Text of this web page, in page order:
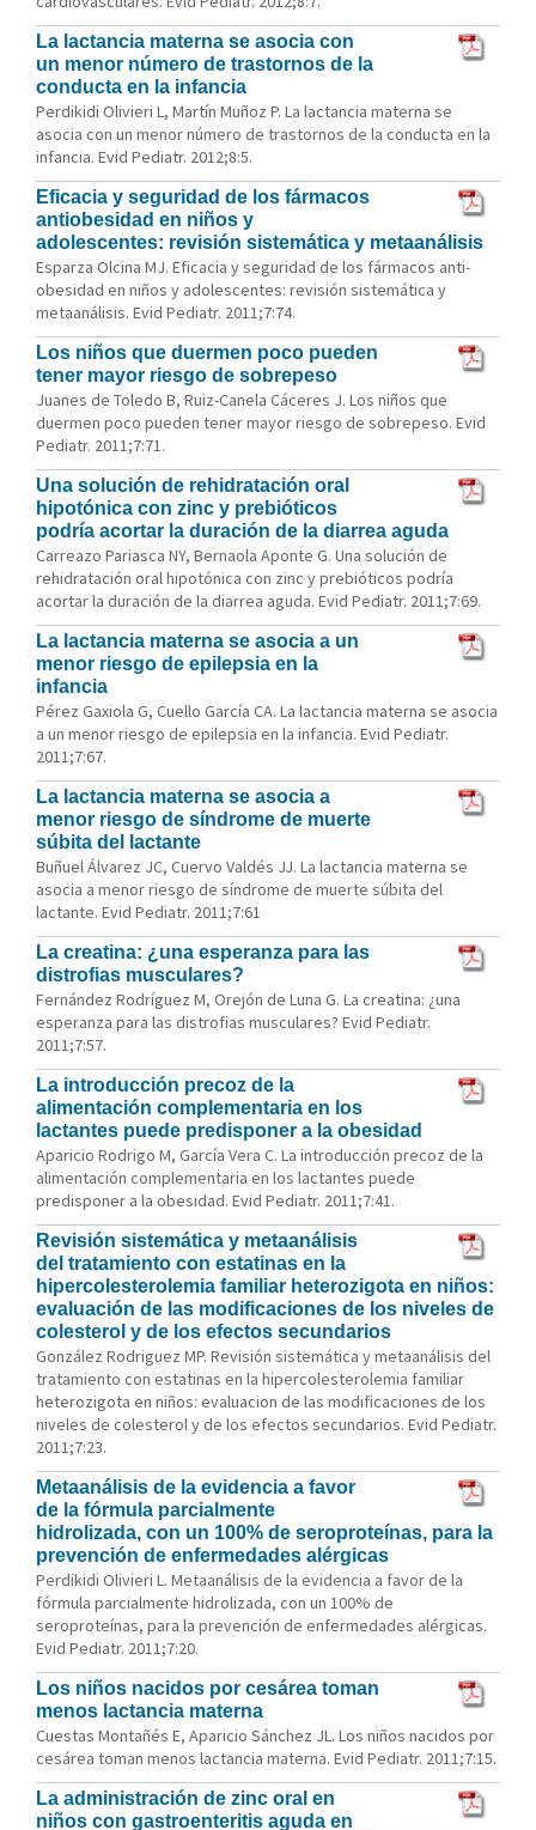
La lactancia materna se asocia con
un menor número de trastornos de la
conducta en la infancia
Perdikidi Olivieri L, Martín Muñoz P. La lactancia materna se
asocia con un menor número de trastornos de la conducta en la
infancia. Evid Pediatr. 2012;8:5.
Eficacia y seguridad de los fármacos
antiobesidad en niños y
adolescentes: revisión sistemática y metaanálisis
Esparza Olcina MJ. Eficacia y seguridad de los fármacos anti-
obesidad en niños y adolescentes: revisión sistemática y
metaanálisis. Evid Pediatr. 2011;7:74.
Los niños que duermen poco pueden
tener mayor riesgo de sobrepeso
Juanes de Toledo B, Ruiz-Canela Cáceres J. Los niños que
duermen poco pueden tener mayor riesgo de sobrepeso. Evid
Pediatr. 2011;7:71.
Una solución de rehidratación oral
hipotónica con zinc y prebióticos
podría acortar la duración de la diarrea aguda
Carreazo Pariasca NY, Bernaola Aponte G. Una solución de
rehidratación oral hipotónica con zinc y prebióticos podría
acortar la duración de la diarrea aguda. Evid Pediatr. 2011;7:69.
La lactancia materna se asocia a un
menor riesgo de epilepsia en la
infancia
Pérez Gaxiola G, Cuello García CA. La lactancia materna se asocia
a un menor riesgo de epilepsia en la infancia. Evid Pediatr.
2011;7:67.
La lactancia materna se asocia a
menor riesgo de síndrome de muerte
súbita del lactante
Buñuel Álvarez JC, Cuervo Valdés JJ. La lactancia materna se
asocia a menor riesgo de síndrome de muerte súbita del
lactante. Evid Pediatr. 2011;7:61
La creatina: ¿una esperanza para las
distrofias musculares?
Fernández Rodríguez M, Orejón de Luna G. La creatina: ¿una
esperanza para las distrofias musculares? Evid Pediatr.
2011;7:57.
La introducción precoz de la
alimentación complementaria en los
lactantes puede predisponer a la obesidad
Aparicio Rodrigo M, García Vera C. La introducción precoz de la
alimentación complementaria en los lactantes puede
predisponer a la obesidad. Evid Pediatr. 2011;7:41.
Revisión sistemática y metaanálisis
del tratamiento con estatinas en la
hipercolesterolemia familiar heterozigota en niños:
evaluación de las modificaciones de los niveles de
colesterol y de los efectos secundarios
González Rodriguez MP. Revisión sistemática y metaanálisis del
tratamiento con estatinas en la hipercolesterolemia familiar
heterozigota en niños: evaluacion de las modificaciones de los
niveles de colesterol y de los efectos secundarios. Evid Pediatr.
2011;7:23.
Metaanálisis de la evidencia a favor
de la fórmula parcialmente
hidrolizada, con un 100% de seroproteínas, para la
prevención de enfermedades alérgicas
Perdikidi Olivieri L. Metaanálisis de la evidencia a favor de la
fórmula parcialmente hidrolizada, con un 100% de
seroproteínas, para la prevención de enfermedades alérgicas.
Evid Pediatr. 2011;7:20.
Los niños nacidos por cesárea toman
menos lactancia materna
Cuestas Montañés E, Aparicio Sánchez JL. Los niños nacidos por
cesárea toman menos lactancia materna. Evid Pediatr. 2011;7:15.
La administración de zinc oral en
niños con gastroenteritis aguda en